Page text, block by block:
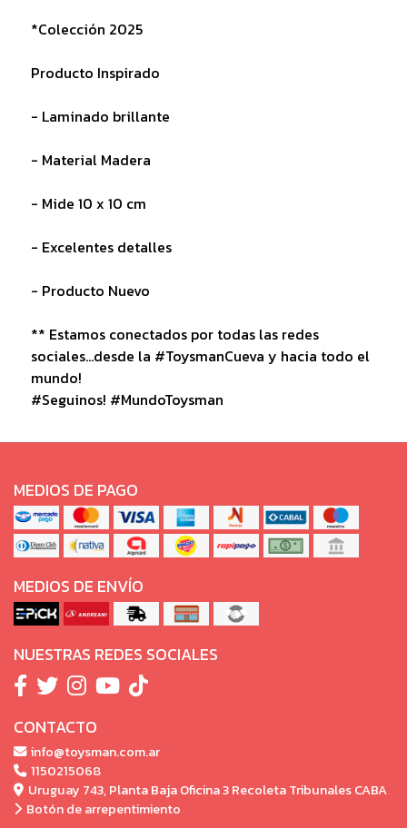
*Colección 2025
Producto Inspirado
- Laminado brillante
- Material Madera
- Mide 10 x 10 cm
- Excelentes detalles
- Producto Nuevo
** Estamos conectados por todas las redes
sociales...desde la #ToysmanCueva y hacia todo el
mundo!
#Seguinos! #MundoToysman
MEDIOS DE PAGO
MEDIOS DE ENVÍO
NUESTRAS REDES SOCIALES
CONTACTO
info@toysman.com.ar
1150215068
Uruguay 743, Planta Baja Oficina 3 Recoleta Tribunales CABA
Botón de arrepentimiento